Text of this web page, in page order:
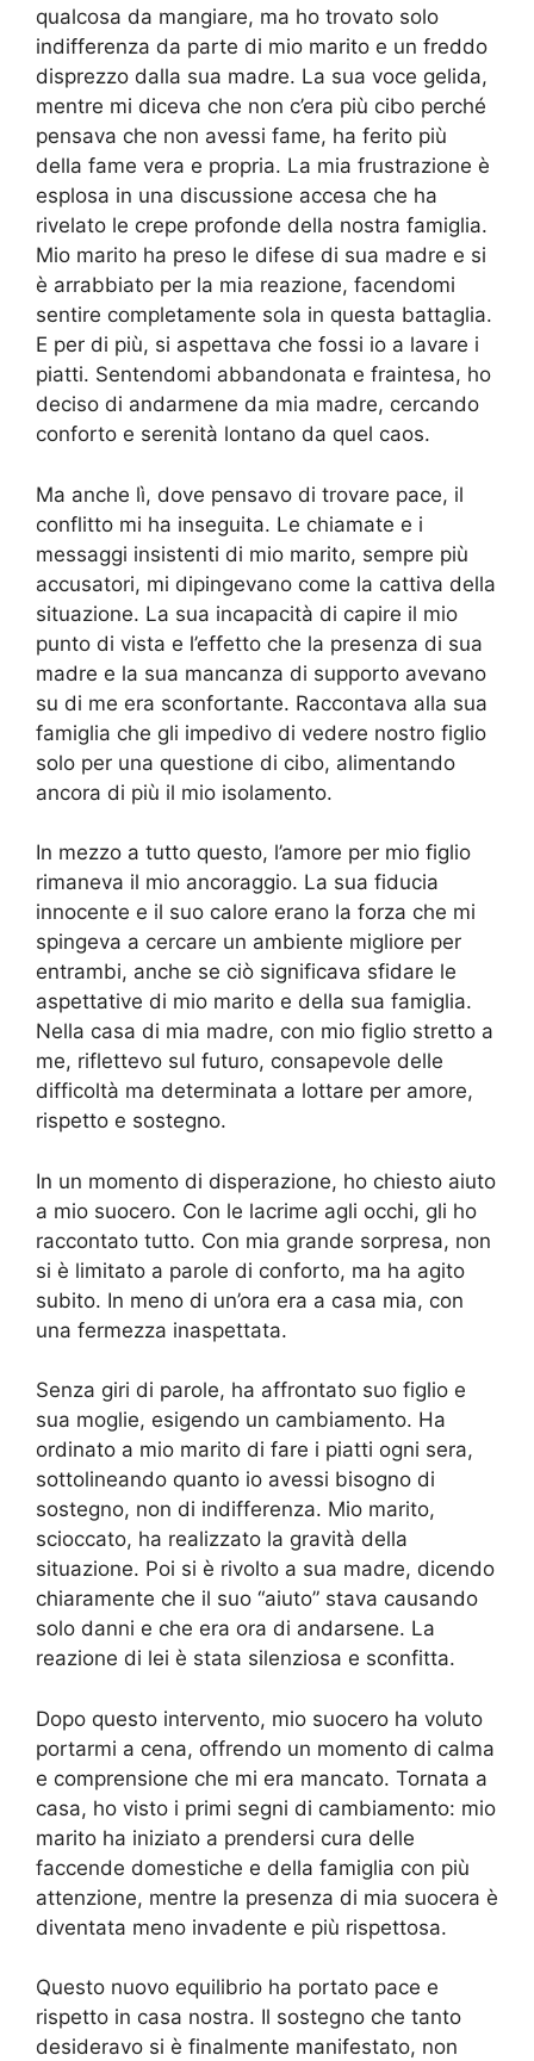
qualcosa da mangiare, ma ho trovato solo
indifferenza da parte di mio marito e un freddo
disprezzo dalla sua madre. La sua voce gelida,
mentre mi diceva che non c’era più cibo perché
pensava che non avessi fame, ha ferito più
della fame vera e propria. La mia frustrazione è
esplosa in una discussione accesa che ha
rivelato le crepe profonde della nostra famiglia.
Mio marito ha preso le difese di sua madre e si
è arrabbiato per la mia reazione, facendomi
sentire completamente sola in questa battaglia.
E per di più, si aspettava che fossi io a lavare i
piatti. Sentendomi abbandonata e fraintesa, ho
deciso di andarmene da mia madre, cercando
conforto e serenità lontano da quel caos.
Ma anche lì, dove pensavo di trovare pace, il
conflitto mi ha inseguita. Le chiamate e i
messaggi insistenti di mio marito, sempre più
accusatori, mi dipingevano come la cattiva della
situazione. La sua incapacità di capire il mio
punto di vista e l’effetto che la presenza di sua
madre e la sua mancanza di supporto avevano
su di me era sconfortante. Raccontava alla sua
famiglia che gli impedivo di vedere nostro figlio
solo per una questione di cibo, alimentando
ancora di più il mio isolamento.
In mezzo a tutto questo, l’amore per mio figlio
rimaneva il mio ancoraggio. La sua fiducia
innocente e il suo calore erano la forza che mi
spingeva a cercare un ambiente migliore per
entrambi, anche se ciò significava sfidare le
aspettative di mio marito e della sua famiglia.
Nella casa di mia madre, con mio figlio stretto a
me, riflettevo sul futuro, consapevole delle
difficoltà ma determinata a lottare per amore,
rispetto e sostegno.
In un momento di disperazione, ho chiesto aiuto
a mio suocero. Con le lacrime agli occhi, gli ho
raccontato tutto. Con mia grande sorpresa, non
si è limitato a parole di conforto, ma ha agito
subito. In meno di un’ora era a casa mia, con
una fermezza inaspettata.
Senza giri di parole, ha affrontato suo figlio e
sua moglie, esigendo un cambiamento. Ha
ordinato a mio marito di fare i piatti ogni sera,
sottolineando quanto io avessi bisogno di
sostegno, non di indifferenza. Mio marito,
scioccato, ha realizzato la gravità della
situazione. Poi si è rivolto a sua madre, dicendo
chiaramente che il suo “aiuto” stava causando
solo danni e che era ora di andarsene. La
reazione di lei è stata silenziosa e sconfitta.
Dopo questo intervento, mio suocero ha voluto
portarmi a cena, offrendo un momento di calma
e comprensione che mi era mancato. Tornata a
casa, ho visto i primi segni di cambiamento: mio
marito ha iniziato a prendersi cura delle
faccende domestiche e della famiglia con più
attenzione, mentre la presenza di mia suocera è
diventata meno invadente e più rispettosa.
Questo nuovo equilibrio ha portato pace e
rispetto in casa nostra. Il sostegno che tanto
desideravo si è finalmente manifestato, non